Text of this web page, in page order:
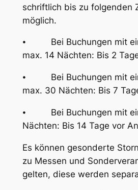
schriftlich bis zu folgenden
möglich.
⦁ Bei Buchungen mit
max. 14 Nächten: Bis 2
⦁ Bei Buchungen mit
max. 30 Nächten: Bis 7
⦁ Bei Buchungen mit
Nächten: Bis 14 Tage vor
Es können gesonderte
zu Messen und
gelten, diese werden